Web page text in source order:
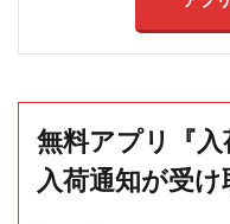
無料アプリ『
入荷通知が受け